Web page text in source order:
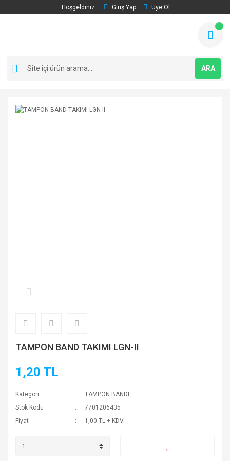
Hoşgeldiniz Giriş Yap Üye Ol
ARA
TAMPON BAND TAKIMI LGN-II
1,20 TL
Kategori
TAMPON BANDI
Stok Kodu
7701206435
Fiyat
1,00 TL + KDV